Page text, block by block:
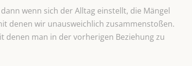
wenn sich der Alltag einstellt, die Mängel
denen wir unausweichlich zusammenstoßen.
denen man in der vorherigen Beziehung zu